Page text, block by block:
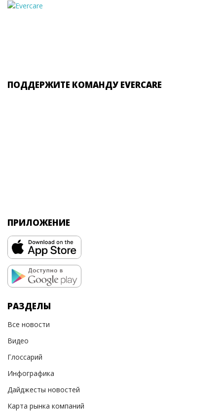
ПОДДЕРЖИТЕ КОМАНДУ EVERCARE
ПРИЛОЖЕНИЕ
РАЗДЕЛЫ
Все новости
Видео
Глоссарий
Инфографика
Дайджесты новостей
Карта рынка компаний